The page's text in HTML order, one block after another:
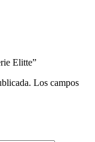
Elitte”
Los campos